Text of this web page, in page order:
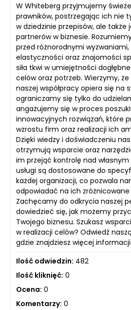
W Whiteberg przyjmujemy
prawników, postrzegając ich nie
w dziedzinie przepisów, ale także
partnerów w biznesie.
przed różnorodnymi
elastyczności oraz znajomości
siła tkwi w umiejętności
celów oraz potrzeb. Wierzymy,
naszej współpracy opiera się na
ograniczamy się tylko do
angażujemy się w proces
innowacyjnych rozwiązań, które
wzrostu firm oraz realizacji ich
Dzięki wiedzy i doświadczeniu
otrzymują wsparcie oraz
im przejąć kontrolę nad
usługi są dostosowane do
każdej organizacji, co pozwala
odpowiadać na ich
Zachęcamy do odkrycia naszej
dowiedzieć się, jak możemy
Twojego biznesu. Szukasz
w realizacji celów? Odwiedź
gdzie znajdziesz więcej
Ilość odwiedzin: 482
Ilość kliknięć: 0
Ocena: 0
Komentarzy: 0